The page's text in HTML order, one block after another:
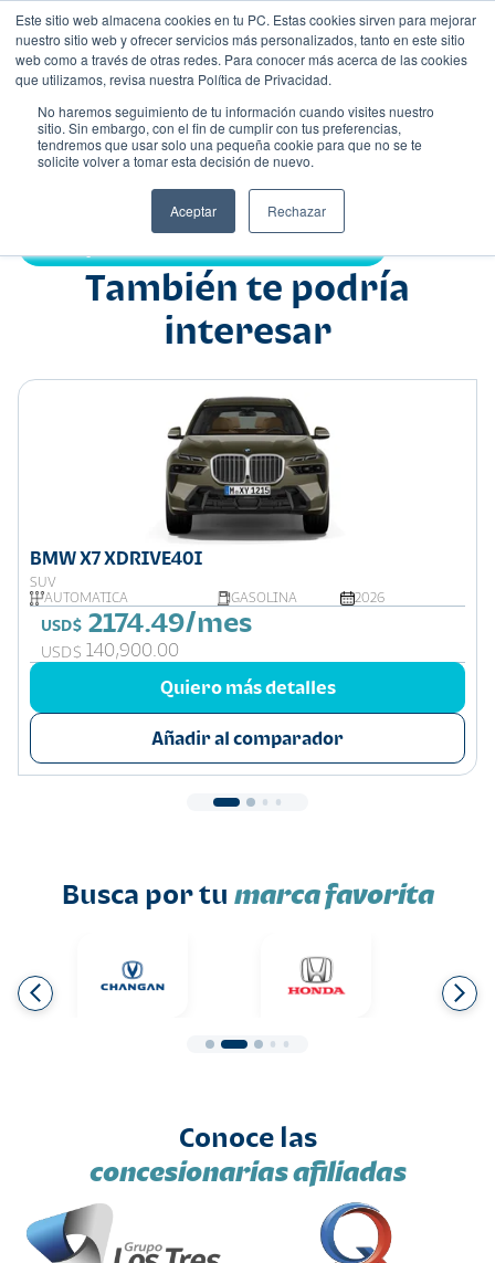
Este sitio web almacena cookies en tu PC. Estas cookies sirven para mejorar
nuestro sitio web y ofrecer servicios más personalizados, tanto en este sitio
web como a través de otras redes. Para conocer más acerca de las cookies
que utilizamos, revisa nuestra Política de Privacidad.
No haremos seguimiento de tu información cuando visites nuestro
sitio. Sin embargo, con el fin de cumplir con tus preferencias,
tendremos que usar solo una pequeña cookie para que no se te
solicite volver a tomar esta decisión de nuevo.
Aceptar Rechazar
Nombre
También te podría
interesar
BMW X7 XDRIVE40I
SUV
AUTOMÁTICA
GASOLINA 2026
USD$ 2174.49/mes
USD$ 140,900.00
Quiero más detalles
Añadir al comparador
Busca por tu marca favorita
Conoce las
concesionarias afiliadas